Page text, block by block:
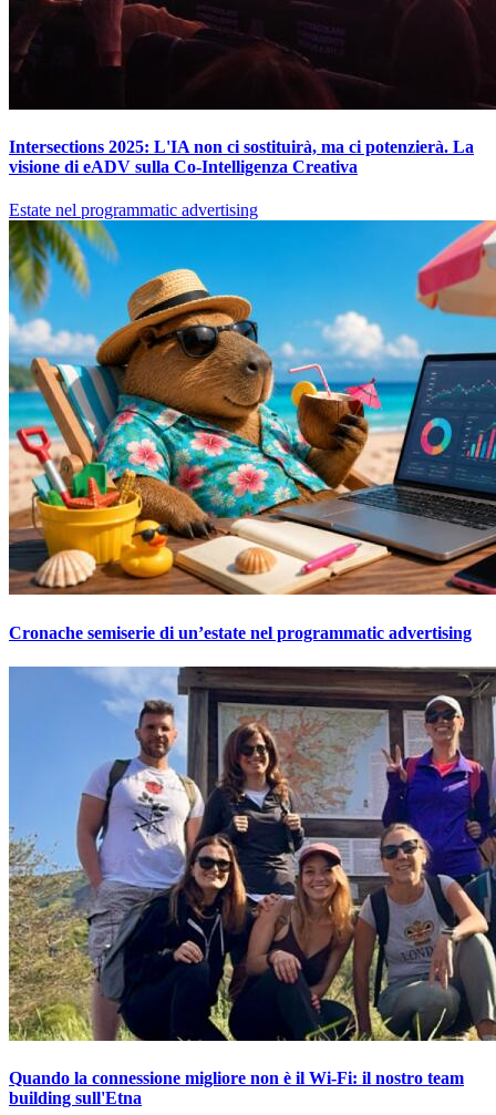
Intersections 2025: L'IA non ci sostituirà, ma ci potenzierà. La
visione di eADV sulla Co-Intelligenza Creativa
Estate nel programmatic advertising
Cronache semiserie di un’estate nel programmatic advertising
Quando la connessione migliore non è il Wi-Fi: il nostro team
building sull'Etna